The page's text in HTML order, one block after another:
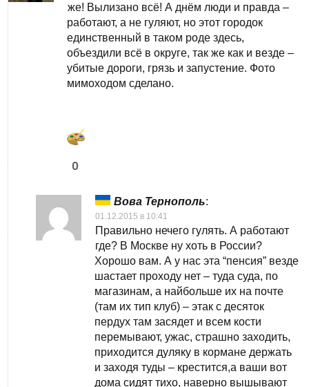
же! Вылизано всё! А днём люди и правда –
работают, а не гуляют, но этот городок
единственный в таком роде здесь,
объездили всё в округе, так же как и везде –
убитые дороги, грязь и запустение. Фото
мимоходом сделано.
0
Вова Тернополь:
01.12.2015 в 10:41
Правильно нечего гулять. А работают
где? В Москве ну хоть в России?
Хорошо вам. А у нас эта “пенсия” везде
шастает проходу нет – туда суда, по
магазинам, а найбольше их на почте
(там их тип клуб) – этак с десяток
пердух там засядет и всем кости
перемывают, ужас, страшно заходить,
приходится дуляку в кормане держать
и заходя туды – крестится,а ваши вот
дома сидят тихо, наверно вышывают